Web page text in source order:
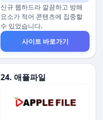
신규 웹하드라 깔끔하고 방해
요소가 적어 콘텐츠에 집중할
수 있었습니다.
사이트 바로가기
24. 애플파일